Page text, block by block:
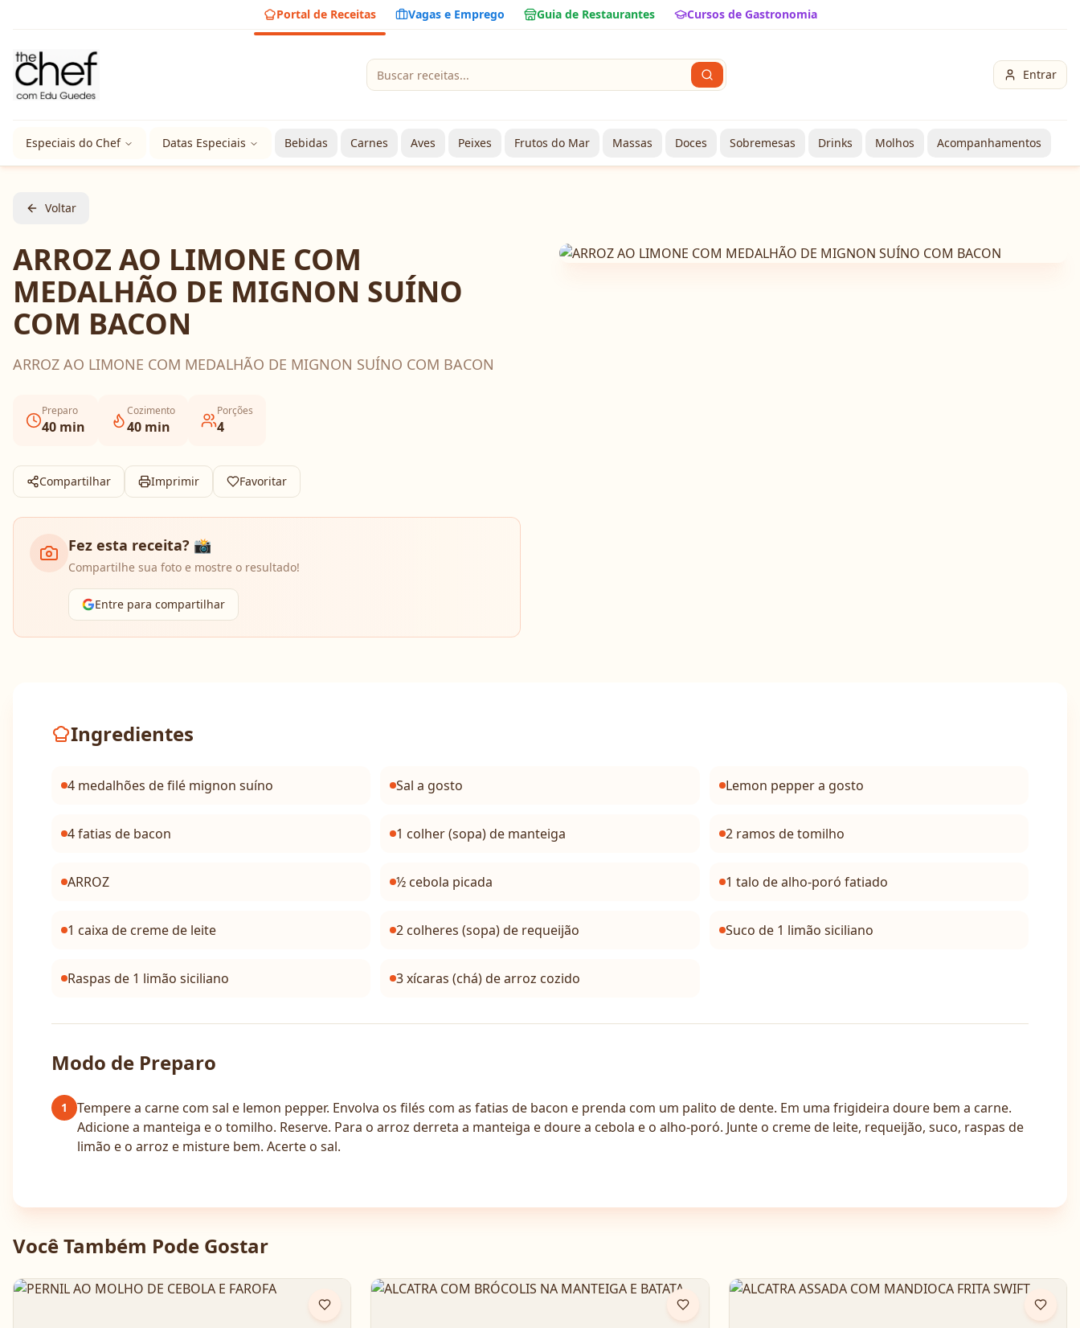
Portal de Receitas Vagas e Emprego Guia de Restaurantes Cursos de Gastronomia
Entrar
Especiais do Chef Datas Especiais Bebidas Carnes Aves Peixes Frutos do Mar Massas Doces Sobremesas Drinks Molhos Acompanhamentos
Voltar
ARROZ AO LIMONE COM
MEDALHÃO DE MIGNON SUÍNO
COM BACON
ARROZ AO LIMONE COM MEDALHÃO DE MIGNON SUÍNO COM BACON
Preparo
40 min
Cozimento
40 min
Porções
4
Compartilhar Imprimir Favoritar
Fez esta receita? 📸
Compartilhe sua foto e mostre o resultado!
Entre para compartilhar
Ingredientes
4 medalhões de filé mignon suíno Sal a gosto Lemon pepper a gosto
4 fatias de bacon 1 colher (sopa) de manteiga 2 ramos de tomilho
ARROZ ½ cebola picada 1 talo de alho-poró fatiado
1 caixa de creme de leite 2 colheres (sopa) de requeijão Suco de 1 limão siciliano
Raspas de 1 limão siciliano 3 xícaras (chá) de arroz cozido
Modo de Preparo
1
Tempere a carne com sal e lemon pepper. Envolva os filés com as fatias de bacon e prenda com um palito de dente. Em uma frigideira doure bem a carne.
Adicione a manteiga e o tomilho. Reserve. Para o arroz derreta a manteiga e doure a cebola e o alho-poró. Junte o creme de leite, requeijão, suco, raspas de
limão e o arroz e misture bem. Acerte o sal.
Você Também Pode Gostar